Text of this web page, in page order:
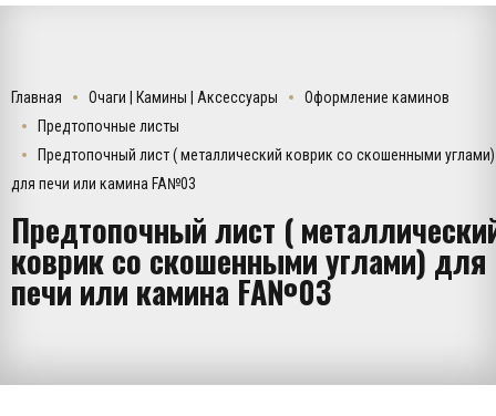
Главная Очаги | Камины | Аксессуары
Оформление каминов
Предтопочные листы
Предтопочный лист ( металлический коврик со скошенными углами)
для печи или камина FA№03
Предтопочный лист (
коврик со скошенными углами) для
печи или камина FA№03